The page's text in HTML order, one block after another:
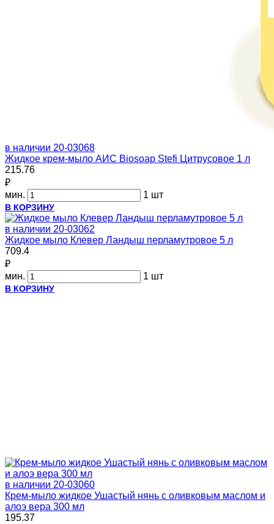
в наличии 20-03068
Жидкое крем-мыло АИС Biosoap Stefi Цитрусовое 1 л
215.76
₽
мин.
1 шт
В КОРЗИНУ
в наличии 20-03062
Жидкое мыло Клевер Ландыш перламутровое 5 л
709.4
₽
мин.
1 шт
В КОРЗИНУ
в наличии 20-03060
Крем-мыло жидкое Ушастый нянь с оливковым маслом и
алоэ вера 300 мл
195.37